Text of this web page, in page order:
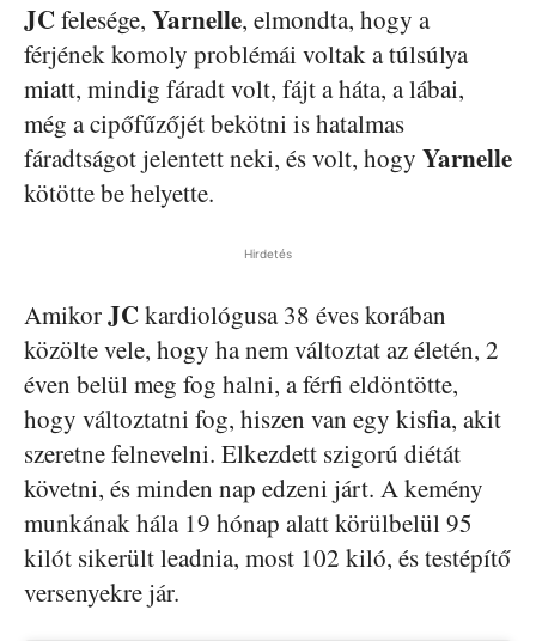
JC felesége, Yarnelle, elmondta, hogy a
férjének komoly problémái voltak a túlsúlya
miatt, mindig fáradt volt, fájt a háta, a lábai,
még a cipőfűzőjét bekötni is hatalmas
fáradtságot jelentett neki, és volt, hogy Yarnelle
kötötte be helyette.
Hirdetés
AmikorJC kardiológusa 38 éves korában
közölte vele, hogy ha nem változtat az életén, 2
éven belül meg fog halni, a férfi eldöntötte,
hogy változtatni fog, hiszen van egy kisfia, akit
szeretne felnevelni. Elkezdett szigorú diétát
követni, és minden nap edzeni járt. A kemény
munkának hála 19 hónap alatt körülbelül 95
kilót sikerült leadnia, most 102 kiló, és testépítő
versenyekre jár.